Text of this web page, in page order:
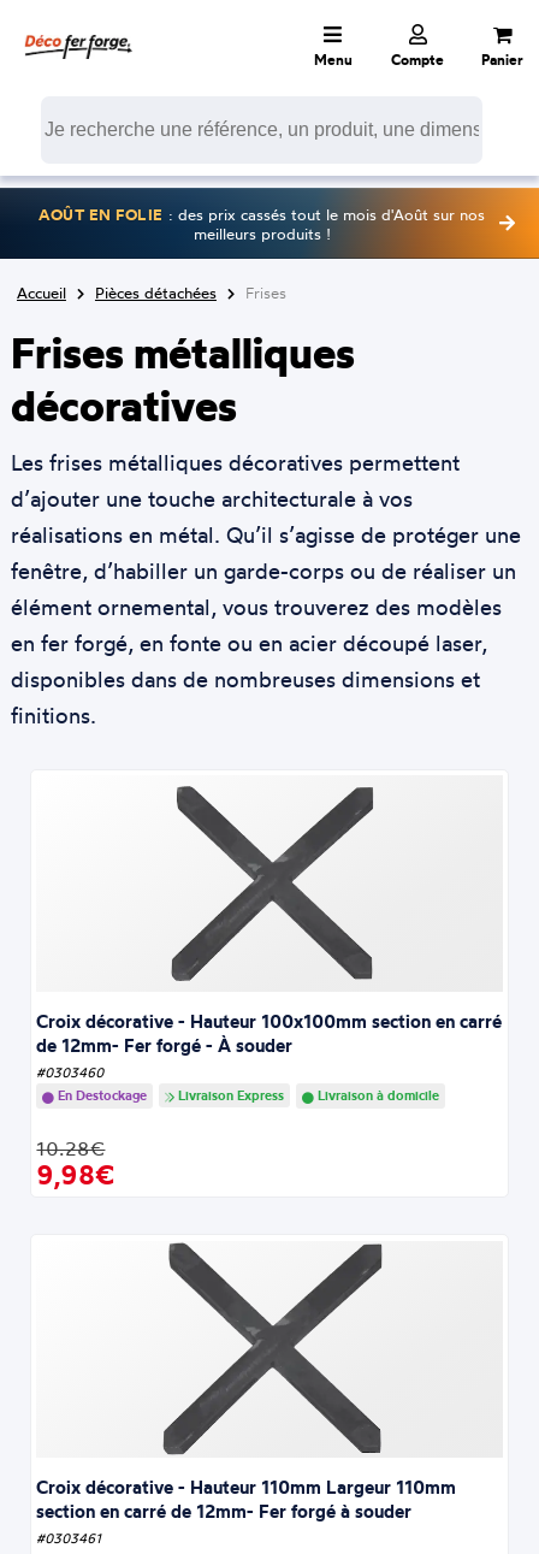
Menu Compte Panier
AOÛT EN FOLIE : des prix cassés tout le mois d'Août sur nos
meilleurs produits !
Accueil Pièces détachées Frises
Frises métalliques
décoratives
Les frises métalliques décoratives permettent
d’ajouter une touche architecturale à vos
réalisations en métal. Qu’il s’agisse de protéger une
fenêtre, d’habiller un garde-corps ou de réaliser un
élément ornemental, vous trouverez des modèles
en fer forgé, en fonte ou en acier découpé laser,
disponibles dans de nombreuses dimensions et
finitions.
Croix décorative - Hauteur 100x100mm section en carré
de 12mm- Fer forgé - À souder
#0303460
En Destockage
Livraison Express Livraison à domicile
10.28€
9,98€
Croix décorative - Hauteur 110mm Largeur 110mm
section en carré de 12mm- Fer forgé à souder
#0303461